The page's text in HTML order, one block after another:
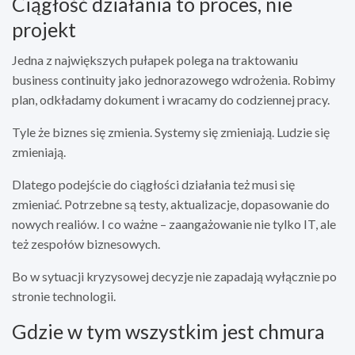
projekt
Jedna z największych pułapek polega na traktowaniu
business continuity jako jednorazowego wdrożenia. Robimy
plan, odkładamy dokument i wracamy do codziennej pracy.
Tyle że biznes się zmienia. Systemy się zmieniają. Ludzie się
zmieniają.
Dlatego podejście do ciągłości działania też musi się
zmieniać. Potrzebne są testy, aktualizacje, dopasowanie do
nowych realiów. I co ważne – zaangażowanie nie tylko IT, ale
też zespołów biznesowych.
Bo w sytuacji kryzysowej decyzje nie zapadają wyłącznie po
stronie technologii.
Gdzie w tym wszystkim jest chmura